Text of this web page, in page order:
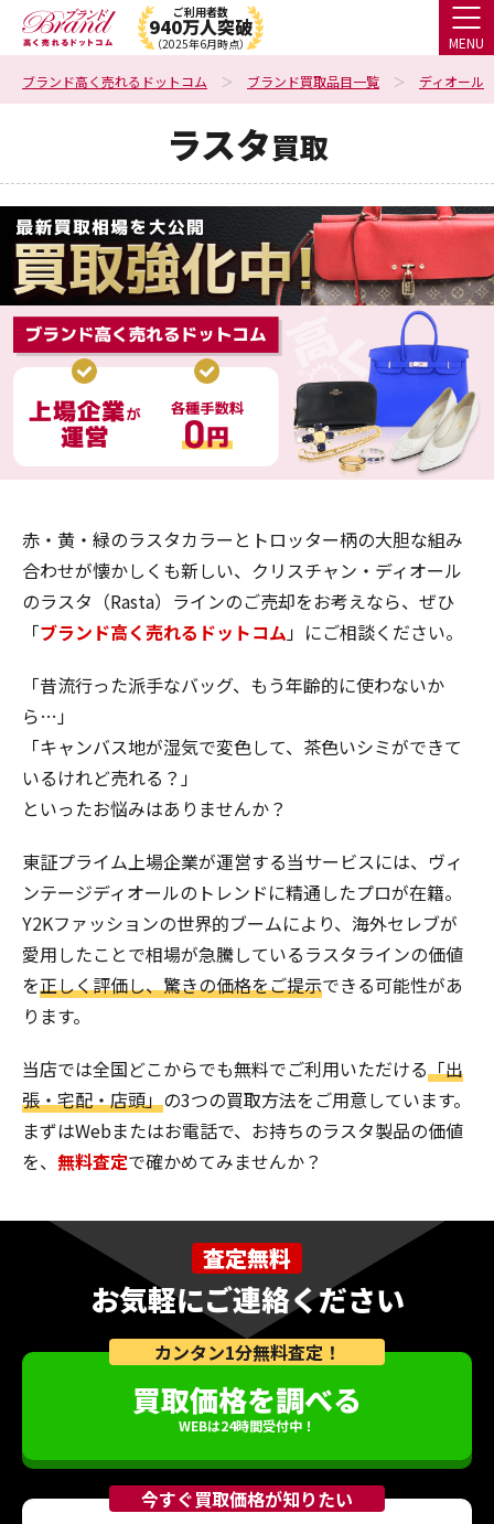
ご利用者数
940万人突破
（2025年6月時点） MENU
ブランド高く売れるドットコム ブランド買取品目一覧 ディオール
ラスタ買取
赤・黄・緑のラスタカラーとトロッター柄の大胆な組み
合わせが懐かしくも新しい、クリスチャン・ディオール
のラスタ（Rasta）ラインのご売却をお考えなら、ぜひ
「ブランド高く売れるドットコム」にご相談ください。
「昔流行った派手なバッグ、もう年齢的に使わないか
ら…」
「キャンバス地が湿気で変色して、茶色いシミができて
いるけれど売れる？」
といったお悩みはありませんか？
東証プライム上場企業が運営する当サービスには、ヴィ
ンテージディオールのトレンドに精通したプロが在籍。
Y2Kファッションの世界的ブームにより、海外セレブが
愛用したことで相場が急騰しているラスタラインの価値
を正しく評価し、驚きの価格をご提示できる可能性があ
ります。
当店では全国どこからでも無料でご利用いただける「出
張・宅配・店頭」の3つの買取方法をご用意しています。
まずはWebまたはお電話で、お持ちのラスタ製品の価値
を、 無料査定で確かめてみませんか？
査定無料
お気軽にご連絡ください
カンタン1分無料査定！
買取価格を調べる
WEBは24時間受付中！
今すぐ買取価格が知りたい